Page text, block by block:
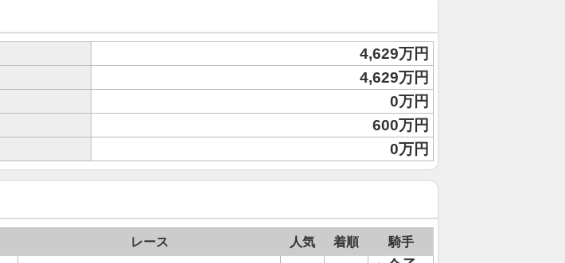
4,629万円
4,629万円
0万円
600万円
0万円
レース 人気 着順 騎手